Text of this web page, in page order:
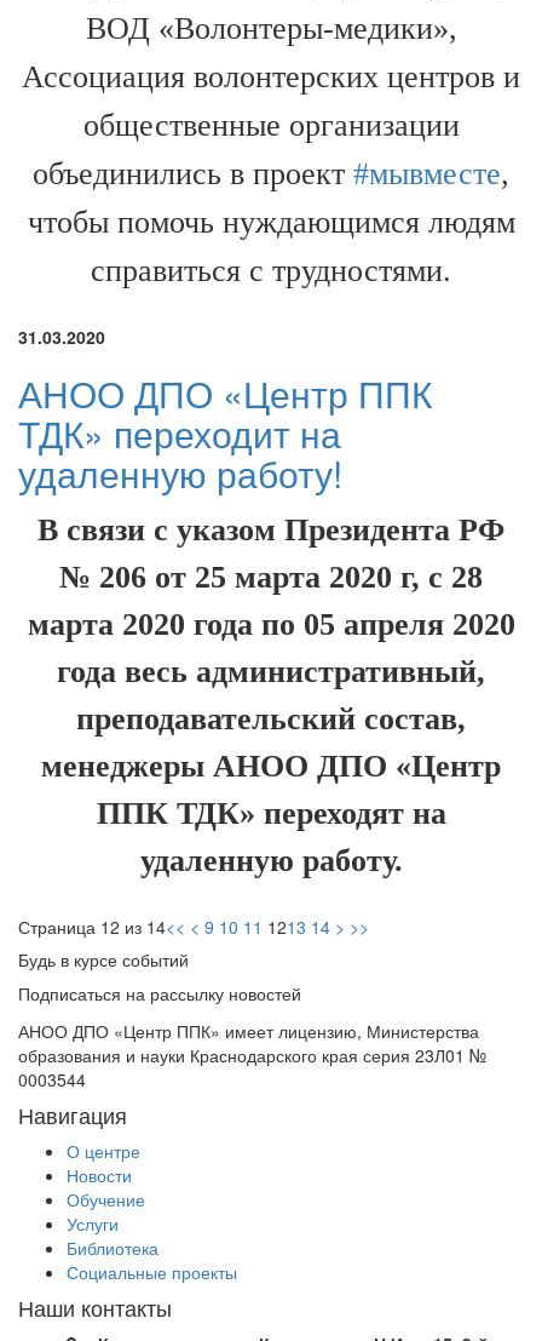
ВОД «Волонтеры-медики»,
Ассоциация волонтерских центров и
общественные организации
объединились в проект #мывместе,
чтобы помочь нуждающимся людям
справиться с трудностями.
31.03.2020
АНОО ДПО «Центр ППК
ТДК» переходит на
удаленную работу!
В связи с указом Президента РФ
№ 206 от 25 марта 2020 г, с 28
марта 2020 года по 05 апреля 2020
года весь административный,
преподавательский состав,
менеджеры АНОО ДПО «Центр
ППК ТДК» переходят на
удаленную работу.
Страница 12 из 14<< < 9 10 11 1213 14 > >>
Будь в курсе событий
Подписаться на рассылку новостей
АНОО ДПО «Центр ППК» имеет лицензию, Министерства
образования и науки Краснодарского края серия 23Л01 №
0003544
Навигация
О центре
Новости
Обучение
Услуги
Библиотека
Социальные проекты
Наши контакты